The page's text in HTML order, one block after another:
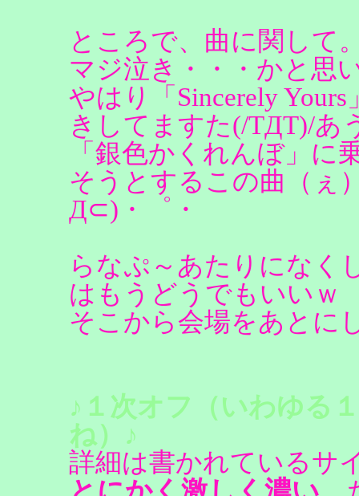
ところで、曲に関して
マジ泣き・・・かと思
やはり「Sincerely
きしてますた(/TДT)/あ
「銀色かくれんぼ」に
そうとするこの曲（ぇ
Д⊂)・゜・
らなぷ～あたりになく
はもうどうでもいいｗ
そこから会場をあとに
♪１次オフ（いわゆる
ね）♪
詳細は書かれているサ